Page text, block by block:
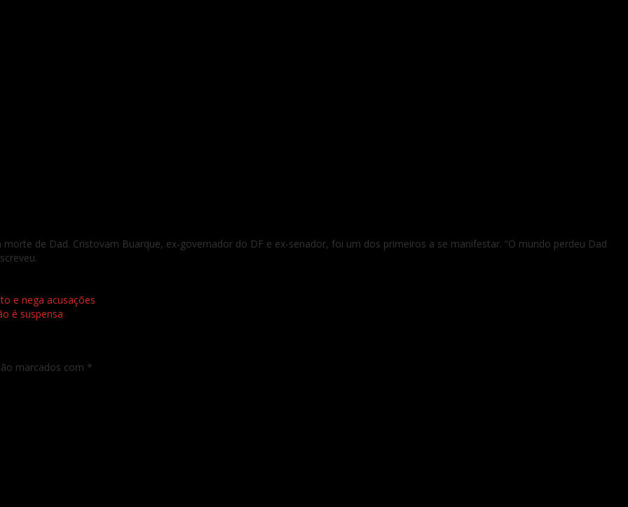
de Dad. Cristovam Buarque, ex-governador do DF e ex-senador, foi um dos primeiros a se manifestar. “O mundo perdeu Dad
e nega acusações
é suspensa
marcados com *